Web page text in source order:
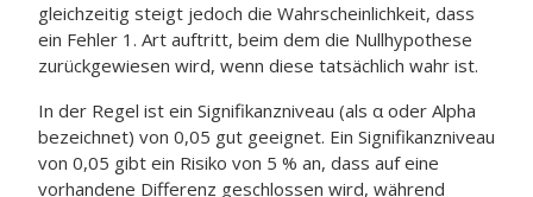
gleichzeitig steigt jedoch die Wahrscheinlichkeit, dass
ein Fehler 1. Art auftritt, beim dem die Nullhypothese
zurückgewiesen wird, wenn diese tatsächlich wahr ist.
In der Regel ist ein Signifikanzniveau (als α oder Alpha
bezeichnet) von 0,05 gut geeignet. Ein Signifikanzniveau
von 0,05 gibt ein Risiko von 5 % an, dass auf eine
vorhandene Differenz geschlossen wird, während